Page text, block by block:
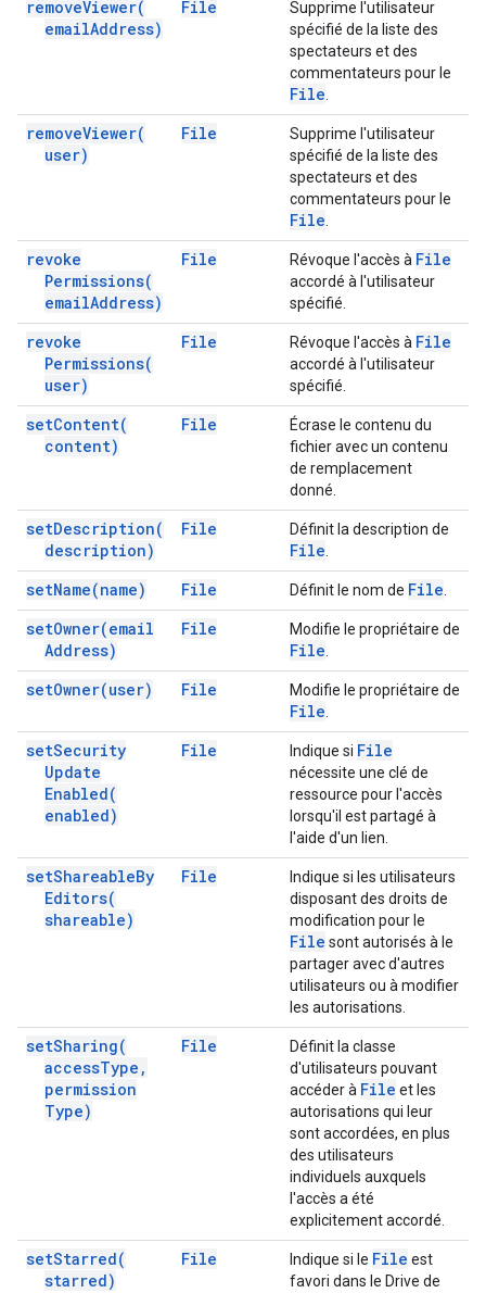
removeViewer(
emailAddress)
File
Supprime l'utilisateur
spécifié de la liste des
spectateurs et des
commentateurs pour le
File
removeViewer(
user)
File
Supprime l'utilisateur
spécifié de la liste des
spectateurs et des
commentateurs pour le
File
revoke
Permissions(
emailAddress)
File Révoque l'accès à File
accordé à l'utilisateur
spécifié.
revoke
Permissions(
user)
File Révoque l'accès à File
accordé à l'utilisateur
spécifié.
setContent(
content)
File
Écrase le contenu du
fichier avec un contenu
de remplacement
donné.
setDescription(
description)
File Définit la description de
File
setName(name) File Définit le nom de File
setOwner(email
Address)
File Modifie le propriétaire de
File
setOwner(user) File Modifie le propriétaire de
File
setSecurity
Update
Enabled(
enabled)
File Indique si File
nécessite une clé de
ressource pour l'accès
lorsqu'il est partagé à
l'aide d'un lien.
setShareableBy
Editors(
shareable)
File
Indique si les utilisateurs
disposant des droits de
modification pour le
File sont autorisés à le
partager avec d'autres
utilisateurs ou à modifier
les autorisations.
setSharing(
accessType ,
permission
Type)
File
Définit la classe
d'utilisateurs pouvant
accéder à File et les
autorisations qui leur
sont accordées, en plus
des utilisateurs
individuels auxquels
l'accès a été
explicitement accordé.
setStarred(
starred)
File Indique si le File est
favori dans le Drive de